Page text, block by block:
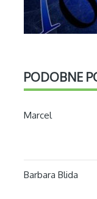
PODOBNE
Marcel
Barbara Blida